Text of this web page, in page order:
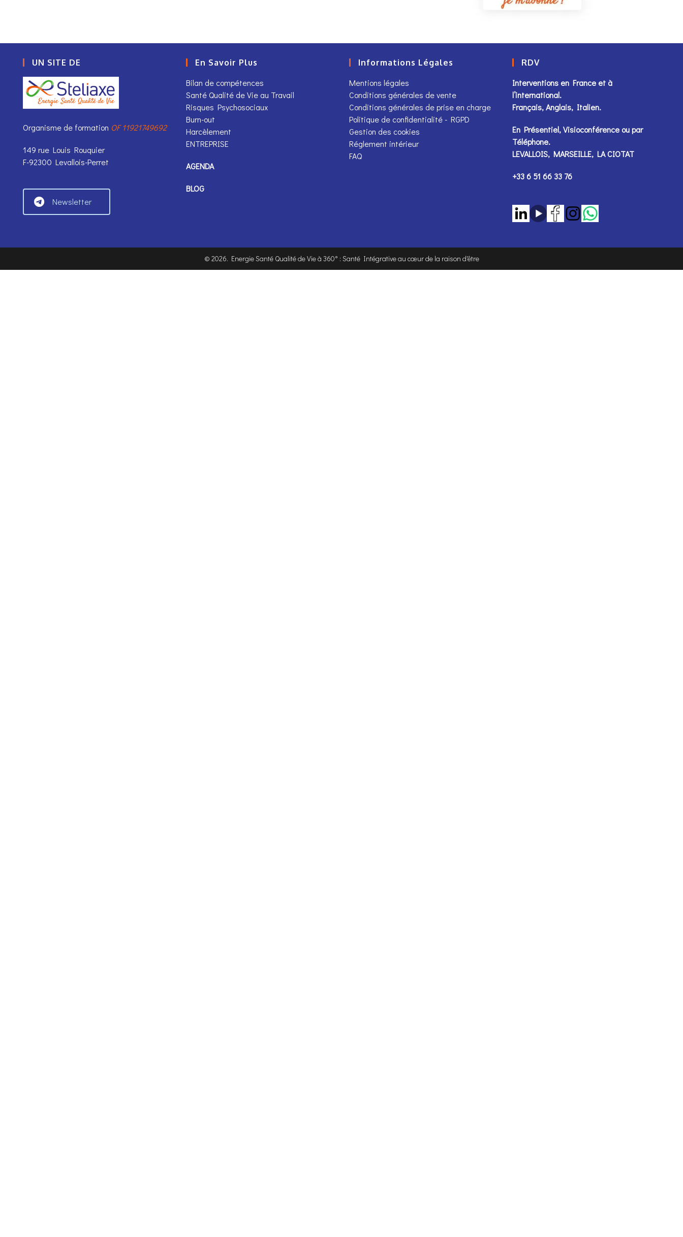
UN SITE DE
Organisme de formation OF 11921749692
149 rue Louis Rouquier
F-92300 Levallois-Perret
Newsletter
En Savoir Plus
Bilan de compétences
Santé Qualité de Vie au Travail
Risques Psychosociaux
Burn-out
Harcèlement
ENTREPRISE
AGENDA
BLOG
Informations Légales
Mentions légales
Conditions générales de vente
Conditions générales de prise en charge
Politique de confidentialité - RGPD
Gestion des cookies
Réglement intérieur
FAQ
RDV
Interventions en France et à
l’international.
Français, Anglais, Italien.
En Présentiel, Visioconférence ou par
Téléphone.
LEVALLOIS, MARSEILLE, LA CIOTAT
+33 6 51 66 33 76
© 2026. Energie Santé Qualité de Vie à 360° : Santé Intégrative au cœur de la raison d'être